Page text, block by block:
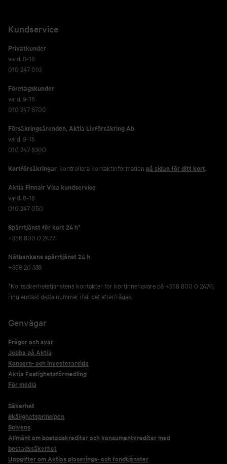
Kundservice
Privatkunder
vard. 8-18
010 247 010
Företagskunder
vard. 9-16
010 247 6700
Försäkringsärenden,Aktia Livförsäkring Ab
vard. 9-15
010 247 8300
Kortförsäkringar , kontrollera kontaktinformation på sidan för ditt kort.
Aktia Finnair Visa kundservice
vard. 8-18
010 247 050
Spärrtjänst för kort 24 h*
+358 800 0 2477
Nätbankens spärrtjänst 24 h
+358 20 333
*Kortsäkerhetstjänstens kontakter för kortinnehavare på +358 800 0 2476,
ring endast detta nummer ifall det efterfrågas.
Genvägar
Frågor och svar
Jobba på Aktia
Koncern- och investerarsida
Aktia Fastighetsförmedling
För media
Säkerhet
Skälighetsprincipen
Solvens
Allmänt om bostadskrediter och konsumentkrediter med
bostadssäkerhet
Uppgifter om Aktias placerings- och fondtjänster